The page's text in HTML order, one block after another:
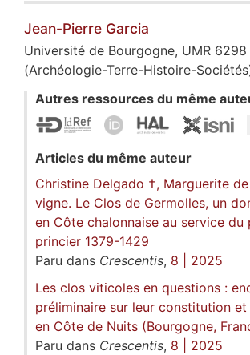
Jean-Pierre Garcia
Université de Bourgogne, UMR 6298
(Archéologie-Terre-Histoire-
Autres ressources du même
Articles du même auteur
Christine Delgado †, Marguerite
vigne. Le Clos de Germolles, un
en Côte chalonnaise au service du
princier 1379-1429
Paru dans Crescentis, 8 | 2025
Les clos viticoles en questions :
préliminaire sur leur constitution
en Côte de Nuits (Bourgogne,
Paru dans Crescentis, 8 | 2025